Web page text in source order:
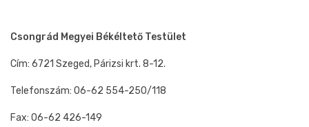
Csongrád Megyei Békéltető Testület
Cím: 6721 Szeged, Párizsi krt. 8-12.
Telefonszám: 06-62 554-250/118
Fax: 06-62 426-149